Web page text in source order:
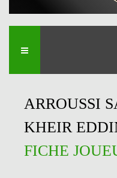
ARROUSSI
KHEIR
FICHE